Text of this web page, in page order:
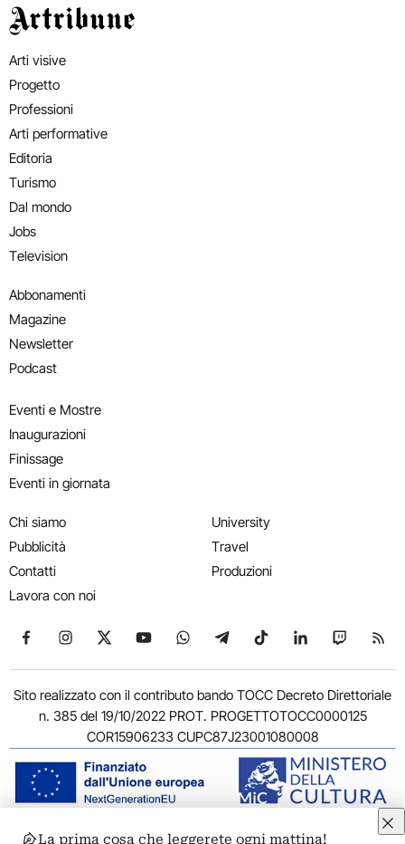
Artribune
Arti visive
Progetto
Professioni
Arti performative
Editoria
Turismo
Dal mondo
Jobs
Television
Abbonamenti
Magazine
Newsletter
Podcast
Eventi e Mostre
Inaugurazioni
Finissage
Eventi in giornata
Chi siamo
Pubblicità
Contatti
Lavora con noi
University
Travel
Produzioni
Seguici su Facebook
Seguici su Instagram
Seguici su X
Seguici su YouTube
Seguici su WhatsApp
Seguici su Telegram
Seguici su TikTok
Seguici su
Seguici
Sito realizzato con il contributo bando TOCC Decreto Direttoriale
n. 385 del 19/10/2022 PROT. PROGETTOTOCC0000125
COR15906233 CUPC87J23001080008
La prima cosa che leggerete ogni mattina!